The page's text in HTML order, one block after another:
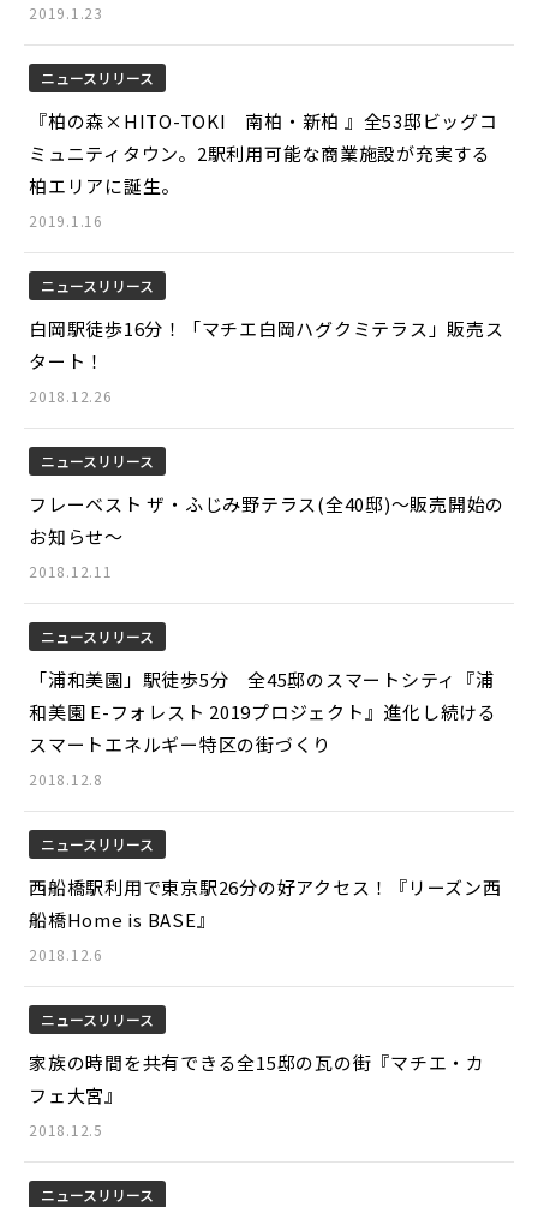
2019.1.23
ニュースリリース
『柏の森×HITO-TOKI 南柏・新柏 』全53邸ビッグコ
ミュニティタウン。2駅利用可能な商業施設が充実する
柏エリアに誕生。
2019.1.16
ニュースリリース
白岡駅徒歩16分！「マチエ白岡ハグクミテラス」販売ス
タート！
2018.12.26
ニュースリリース
フレーベスト ザ・ふじみ野テラス(全40邸)～販売開始の
お知らせ～
2018.12.11
ニュースリリース
「浦和美園」駅徒歩5分 全45邸のスマートシティ『浦
和美園 E-フォレスト 2019プロジェクト』進化し続ける
スマートエネルギー特区の街づくり
2018.12.8
ニュースリリース
西船橋駅利用で東京駅26分の好アクセス！『リーズン西
船橋Home is BASE』
2018.12.6
ニュースリリース
家族の時間を共有できる全15邸の瓦の街『マチエ・カ
フェ大宮』
2018.12.5
ニュースリリース